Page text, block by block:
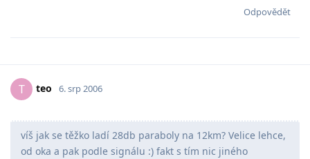
Odpovědět
T teo 6. srp 2006
víš jak se těžko ladí 28db paraboly na 12km? Velice lehce,
od oka a pak podle signálu :) fakt s tím nic jiného